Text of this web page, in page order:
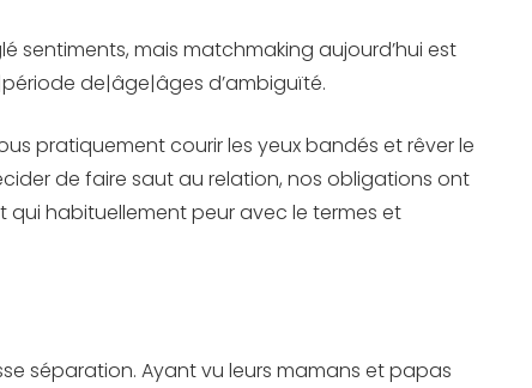
sentiments, mais matchmaking aujourd’hui est
de|âge|âges d’ambiguïté.
pratiquement courir les yeux bandés et rêver le
de faire saut au relation, nos obligations ont
qui habituellement peur avec le termes et
séparation. Ayant vu leurs mamans et papas